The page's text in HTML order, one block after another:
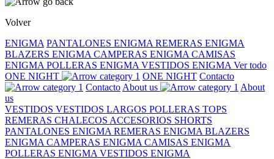
Volver
ENIGMA PANTALONES ENIGMA REMERAS ENIGMA
BLAZERS ENIGMA CAMPERAS ENIGMA CAMISAS
ENIGMA POLLERAS ENIGMA VESTIDOS ENIGMA Ver todo
ONE NIGHT
ONE NIGHT Contacto
Contacto About us
About
us
VESTIDOS VESTIDOS LARGOS POLLERAS TOPS
REMERAS CHALECOS ACCESORIOS SHORTS
PANTALONES ENIGMA REMERAS ENIGMA BLAZERS
ENIGMA CAMPERAS ENIGMA CAMISAS ENIGMA
POLLERAS ENIGMA VESTIDOS ENIGMA